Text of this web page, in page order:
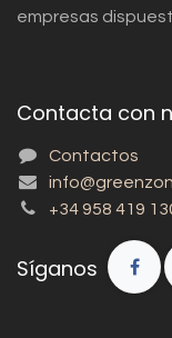
empresas
Contacta con
Contactos
+34 958 419
Síganos